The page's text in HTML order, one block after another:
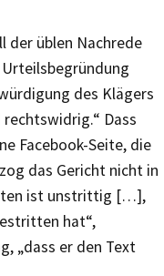
der üblen Nachrede
des Klägers
Dass
Facebook-Seite, die
das Gericht nicht in
ist unstrittig […],
hat“,
„dass er den Text